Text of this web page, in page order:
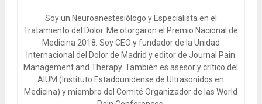
Soy un Neuroanestesiólogo y Especialista en el
Tratamiento del Dolor. Me otorgaron el Premio Nacional de
Medicina 2018. Soy CEO y fundador de la Unidad
Internacional del Dolor de Madrid y editor de Journal Pain
Management and Therapy. También es asesor y crítico del
AIUM (Instituto Estadounidense de Ultrasonidos en
Medicina) y miembro del Comité Organizador de las World